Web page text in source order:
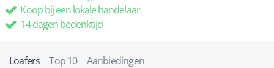
Koop bij een lokale handelaar
14 dagen bedenktijd
Loafers Top 10 Aanbiedingen